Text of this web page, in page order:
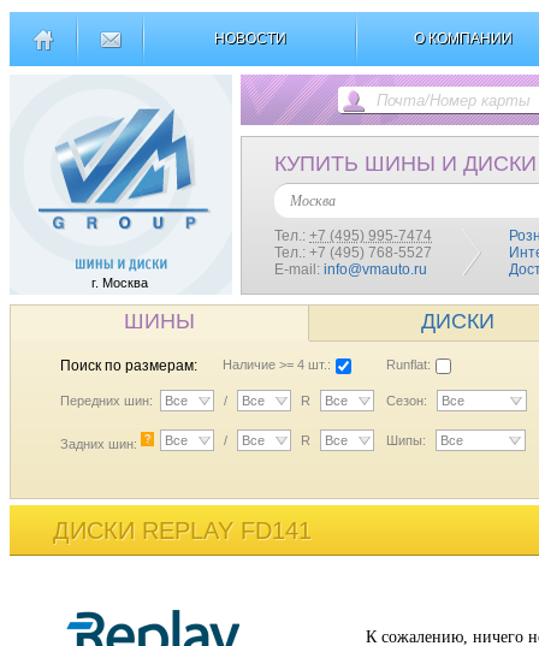
НОВОСТИ О КОМПАНИИ
г. Москва
КУПИТЬ ШИНЫ И ДИСКИ
Москва
Тел.: +7 (495) 995-7474
Тел.: +7 (495) 768-5527
E-mail: info@vmauto.ru
ШИНЫ ДИСКИ
Поиск по размерам: Наличие >= 4 шт.: Runflat:
Передних шин: Все / Все R Все Сезон: Все
Задних шин: ? Все / Все R Все Шипы: Все
ДИСКИ REPLAY FD141
К сожалению, ничего